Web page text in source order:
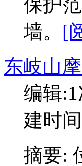
保护
墙。 [
东岐山
编辑:1
建时
摘要: